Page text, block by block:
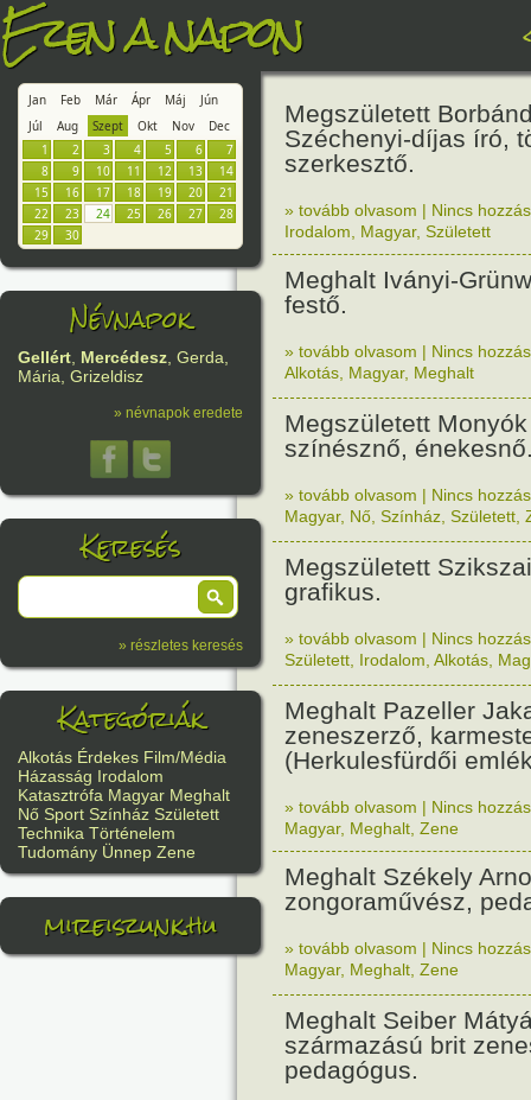
Ezen a napon
Jan Feb Már Ápr Máj
Jún
Júl
Aug Szept Okt Nov
Dec
1
2 3 4 5 6
7
8
9 10 11 12 13
14
15
16 17 18 19 20
21
22
23 24 25 26 27
28
29
30
Névnapok
Gellért, Mercédesz, Gerda,
Mária, Grizeldisz
» névnapok eredete
Keresés
» részletes keresés
Kategóriák
Alkotás Érdekes Film/Média
Házasság Irodalom
Katasztrófa Magyar Meghalt
Nő Sport Színház Született
Technika Történelem
Tudomány Ünnep Zene
mireiszunk.hu
Megszületett
Széchenyi-díjas író,
szerkesztő.
» tovább olvasom | Nincs
Irodalom
Magyar, Született
Meghalt Iványi-
festő.
» tovább olvasom | Nincs
Alkotás Magyar, Meghalt
Megszületett
színésznő,
» tovább olvasom | Nincs
Magyar, Nő Színház Született
Megszületett
grafikus.
» tovább olvasom | Nincs
Született Irodalom Alkotás
Meghalt Pazeller
zeneszerző,
(Herkulesfürdői
» tovább olvasom | Nincs
Magyar, Meghalt Zene
Meghalt Székely
zongoraművész,
» tovább olvasom | Nincs
Magyar, Meghalt Zene
Meghalt Seiber
származású brit
pedagógus.